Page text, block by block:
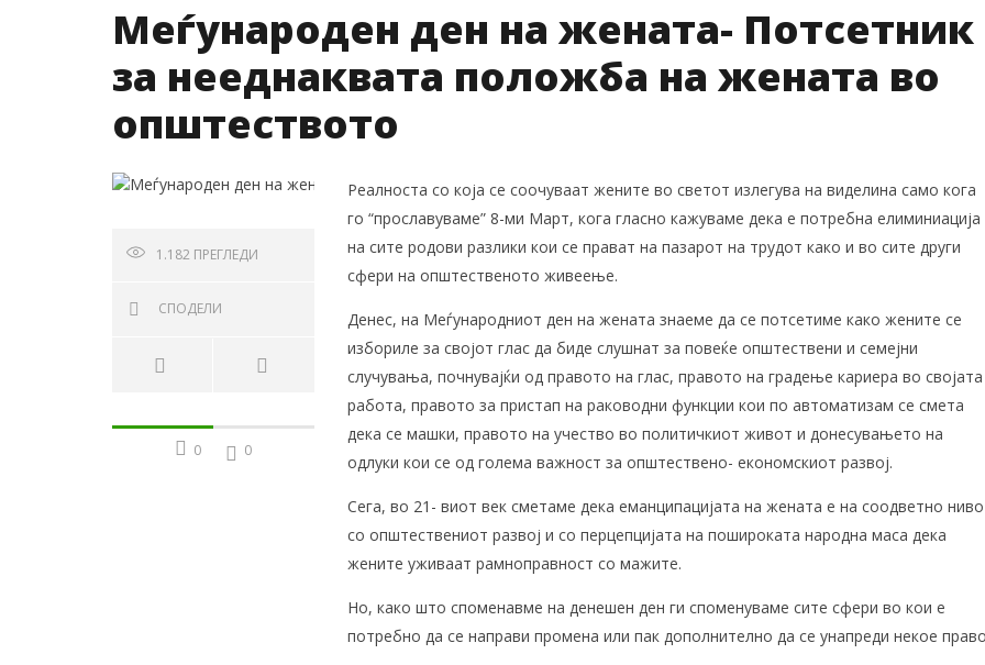
Меѓународен ден на жената- Потсетник
за нееднаквата положба на жената во
општеството
1.182 ПРЕГЛЕДИ
СПОДЕЛИ
0 0
Реалноста со која се соочуваат жените во светот излегува на виделина само кога
го “прославуваме” 8-ми Март, кога гласно кажуваме дека е потребна елиминиација
на сите родови разлики кои се прават на пазарот на трудот како и во сите други
сфери на општественото живеење.
Денес, на Меѓународниот ден на жената знаеме да се потсетиме како жените се
избориле за својот глас да биде слушнат за повеќе општествени и семејни
случувања, почнувајќи од правото на глас, правото на градење кариера во својата
работа, правото за пристап на раководни функции кои по автоматизам се смета
дека се машки, правото на учество во политичкиот живот и донесувањето на
одлуки кои се од голема важност за општествено- економскиот развој.
Сега, во 21- виот век сметаме дека еманципацијата на жената е на соодветно ниво
со општествениот развој и со перцепцијата на пошироката народна маса дека
жените уживаат рамноправност со мажите.
Но, како што споменавме на денешен ден ги споменуваме сите сфери во кои е
потребно да се направи промена или пак дополнително да се унапреди некое